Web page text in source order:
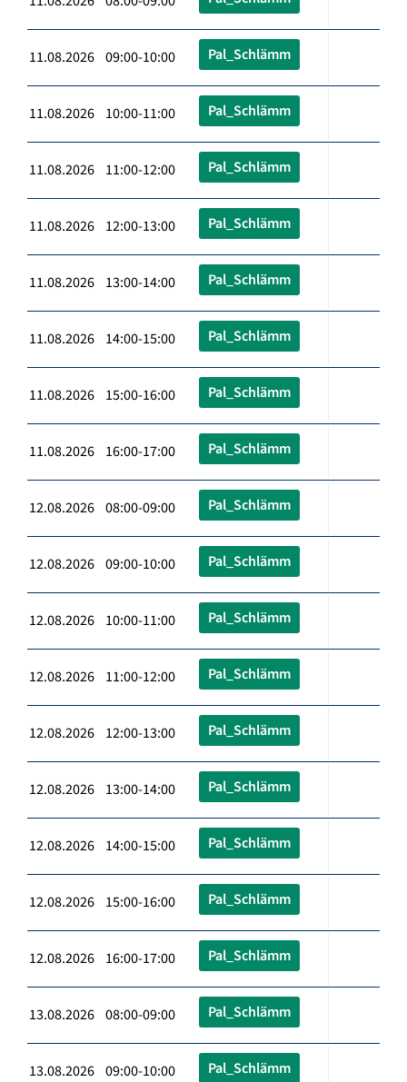
11.08.2026 09:00-10:00 Pal_Schlämm
11.08.2026 10:00-11:00 Pal_Schlämm
11.08.2026 11:00-12:00 Pal_Schlämm
11.08.2026 12:00-13:00 Pal_Schlämm
11.08.2026 13:00-14:00 Pal_Schlämm
11.08.2026 14:00-15:00 Pal_Schlämm
11.08.2026 15:00-16:00 Pal_Schlämm
11.08.2026 16:00-17:00 Pal_Schlämm
12.08.2026 08:00-09:00 Pal_Schlämm
12.08.2026 09:00-10:00 Pal_Schlämm
12.08.2026 10:00-11:00 Pal_Schlämm
12.08.2026 11:00-12:00 Pal_Schlämm
12.08.2026 12:00-13:00 Pal_Schlämm
12.08.2026 13:00-14:00 Pal_Schlämm
12.08.2026 14:00-15:00 Pal_Schlämm
12.08.2026 15:00-16:00 Pal_Schlämm
12.08.2026 16:00-17:00 Pal_Schlämm
13.08.2026 08:00-09:00 Pal_Schlämm
13.08.2026 09:00-10:00 Pal_Schlämm